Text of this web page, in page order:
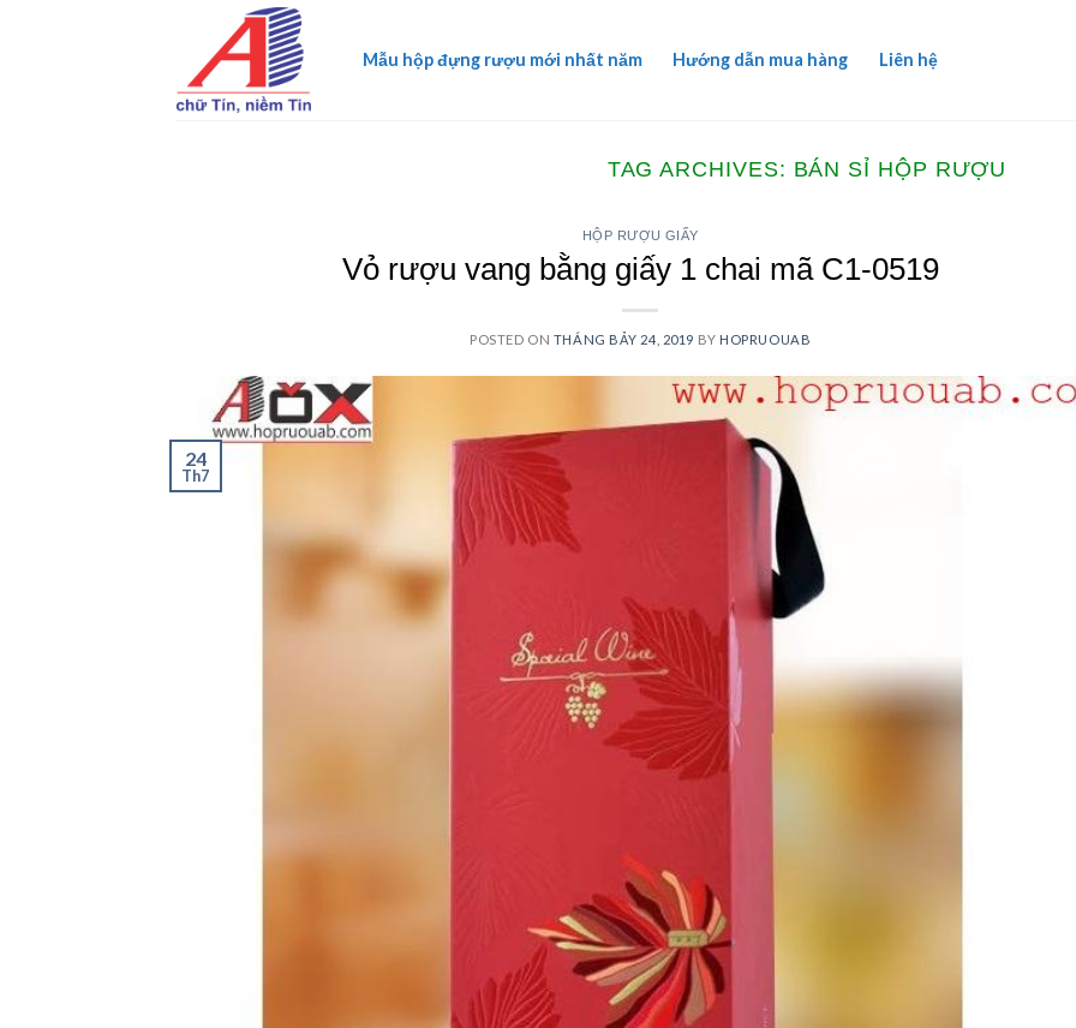
Mẫu hộp đựng rượu mới nhất năm Hướng dẫn mua hàng Liên hệ
TAG ARCHIVES: BÁN SỈ HỘP RƯỢU
HỘP RƯỢU GIẤY
Vỏ rượu vang bằng giấy 1 chai mã C1-0519
POSTED ON THÁNG BẢY 24, 2019 BY HOPRUOUAB
24
Th7